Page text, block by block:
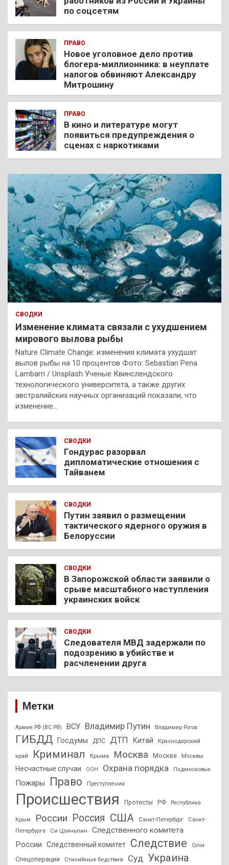
по соцсетям
ПРАВО
Новое уголовное дело против
блогера-миллионника: в неуплате
налогов обвиняют Александру
Митрошину
ПРАВО
В кино и литературе могут
появиться предупреждения о
сценах с наркотиками
СВОДКИ
Изменение климата связали с ухудшением
мирового вылова рыбы
Nature Climate Change: изменения климата ухудшат
вылов рыбы на 10 процентов Фото: Sebastian Pena
Lambarri / Unsplash Ученые Квинслендского
технологического университета, а также других
австралийских научных организаций показали, что
изменение…
СВОДКИ
Гондурас разорвал
дипломатические отношения с
Тайванем
СВОДКИ
Путин заявил о размещении
тактического ядерного оружия в
Белоруссии
СВОДКИ
В Запорожской области заявили о
срыве масштабного наступления
украинских войск
СВОДКИ
Следователя МВД задержали по
подозрению в убийстве и
расчленении друга
Метки
Армия РФ (ВС РФ) ВСУ Владимир Путин Владимир Рогов
ГИБДД Госдумы ДПС ДТП Китай Краснодарский
край Криминал Крыма Москва Москве Москвы
Несчастные случаи ООН Охрана порядка Подмосковье
Пожары Право Преступления
Происшествия Протесты РФ Республика
Крым России Россия США Санкт-Петербург
Санкт-
Петербурге
Си Цзиньпин
Следственного комитета
России
Следственный комитет Следствие Сочи
Спецоперации Стихийные бедствия Суд Украина